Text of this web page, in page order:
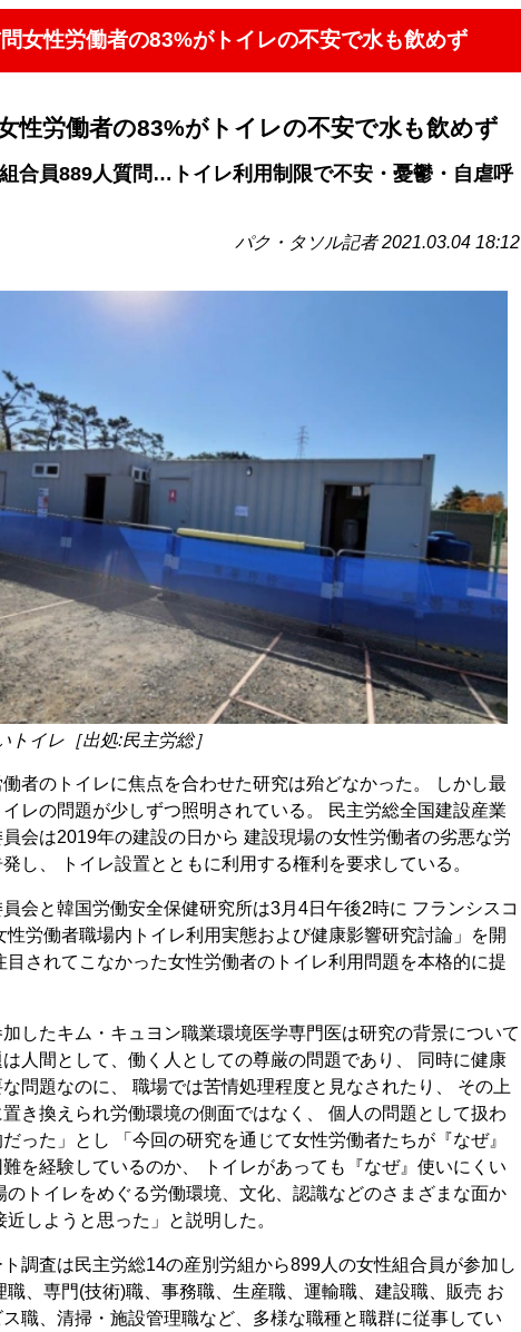
女性労働者の83%がトイレの不安で水も飲めず
性労働者の83%がトイレの不安で水も飲めず
合員889人質問…トイレ利用制限で不安・憂鬱・自虐呼
パク・タソル記者 2021.03.04 18:12
イレ［出処:民主労総］
者のトイレに焦点を合わせた研究は殆どなかった。 しかし最
レの問題が少しずつ照明されている。 民主労総全国建設産業
会は2019年の建設の日から 建設現場の女性労働者の劣悪な労
し、 トイレ設置とともに利用する権利を要求している。
会と韓国労働安全保健研究所は3月4日午後2時に フランシスコ
性労働者職場内トイレ利用実態および健康影響研究討論」を開
目されてこなかった女性労働者のトイレ利用問題を本格的に提
したキム・キュヨン職業環境医学専門医は研究の背景について
は人間として、働く人としての尊厳の問題であり、 同時に健康
問題なのに、 職場では苦情処理程度と見なされたり、 その上
き換えられ労働環境の側面ではなく、 個人の問題として扱わ
った」とし 「今回の研究を通じて女性労働者たちが『なぜ』
難を経験しているのか、 トイレがあっても『なぜ』使いにくい
のトイレをめぐる労働環境、文化、認識などのさまざまな面か
近しようと思った」と説明した。
調査は民主労総14の産別労組から899人の女性組合員が参加し
職、専門(技術)職、事務職、生産職、運輸職、建設職、販売 お
職、清掃・施設管理職など、多様な職種と職群に従事してい